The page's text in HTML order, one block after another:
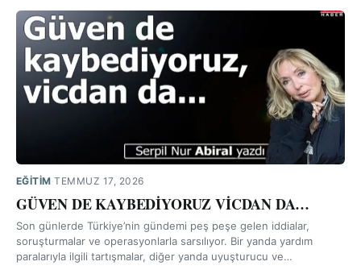
EĞİTİM·TEMMUZ 17, 2026
GÜVEN DE KAYBEDİYORUZ VİCDAN DA…
Son günlerde Türkiye’nin gündemi peş peşe gelen iddialar,
soruşturmalar ve operasyonlarla sarsılıyor. Bir yanda yardım
paralarıyla ilgili tartışmalar, diğer yanda uyuşturucu ve…